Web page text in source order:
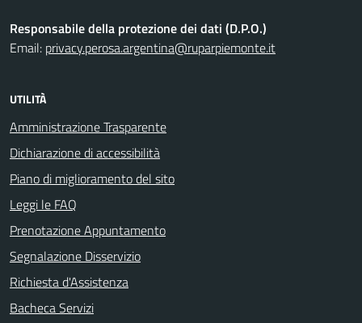
Responsabile della protezione dei dati (D.P.O.)
Email: privacy.perosa.argentina@ruparpiemonte.it
UTILITÀ
Amministrazione Trasparente
Dichiarazione di accessibilità
Piano di miglioramento del sito
Leggi le FAQ
Prenotazione Appuntamento
Segnalazione Disservizio
Richiesta d'Assistenza
Bacheca Servizi